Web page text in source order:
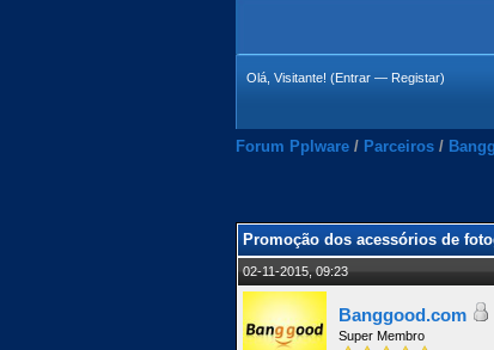
Olá, Visitante! (Entrar — Registar)
Forum Pplware / Parceiros /
Promoção dos acessórios de
02-11-2015, 09:23
Banggood.com
Super Membro